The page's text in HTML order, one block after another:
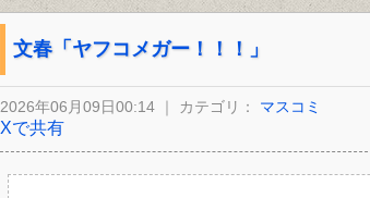
文春「ヤフコメガー！！！」
2026年06月09日00:14 ｜ カテゴリ： マスコミ
Xで共有